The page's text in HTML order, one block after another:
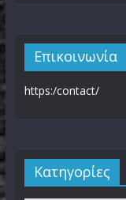
Επικοινωνία
https:/contact/
Kατηγορίες